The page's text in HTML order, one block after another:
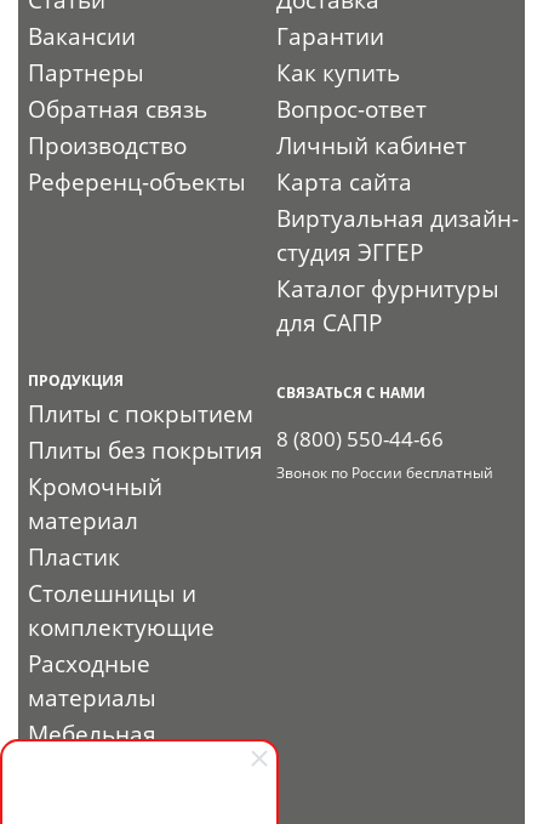
Вакансии
Партнеры
Обратная связь
Производство
Референц-объекты
Гарантии
Как купить
Вопрос-ответ
Личный кабинет
Карта сайта
Виртуальная дизайн-
студия ЭГГЕР
Каталог фурнитуры
для САПР
ПРОДУКЦИЯ
Плиты с покрытием
Плиты без покрытия
Кромочный
материал
Пластик
Столешницы и
комплектующие
Расходные
материалы
Мебельная
СВЯЗАТЬСЯ С НАМИ
8 (800) 550-44-66
Звонок по России бесплатный